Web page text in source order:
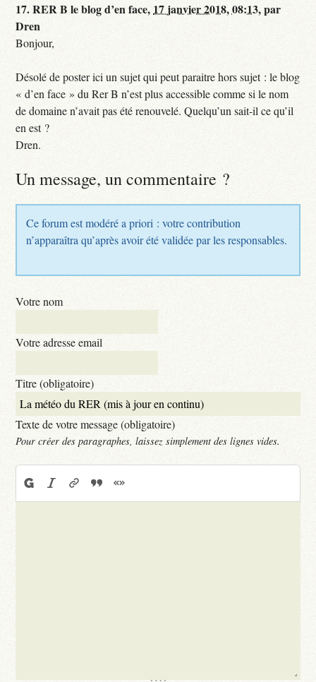
17.RER B le blog d’en face, 17 janvier 2018, 08:13,par
Dren
Bonjour,
Désolé de poster ici un sujet qui peut paraitre hors sujet : le blog
« d’en face » du Rer B n’est plus accessible comme si le nom
de domaine n’avait pas été renouvelé. Quelqu’un sait-il ce qu’il
en est ?
Dren.
Un message, un commentaire ?
Ce forum est modéré a priori : votre contribution
n’apparaîtra qu’après avoir été validée par les responsables.
Votre nom
Votre adresse email
Titre (obligatoire)
Texte de votre message (obligatoire)
Pour créer des paragraphes, laissez simplement des lignes vides.